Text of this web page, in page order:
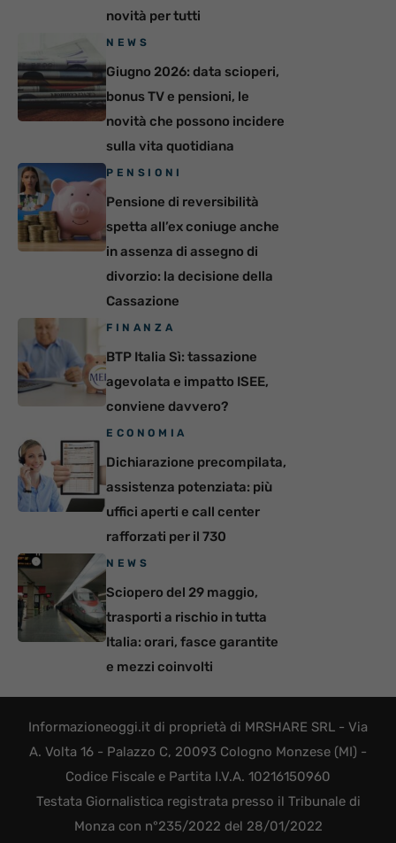
novità per tutti
NEWS
Giugno 2026: data scioperi,
bonus TV e pensioni, le
novità che possono incidere
sulla vita quotidiana
PENSIONI
Pensione di reversibilità
spetta all’ex coniuge anche
in assenza di assegno di
divorzio: la decisione della
Cassazione
FINANZA
BTP Italia Sì: tassazione
agevolata e impatto ISEE,
conviene davvero?
ECONOMIA
Dichiarazione precompilata,
assistenza potenziata: più
uffici aperti e call center
rafforzati per il 730
NEWS
Sciopero del 29 maggio,
trasporti a rischio in tutta
Italia: orari, fasce garantite
e mezzi coinvolti
Informazioneoggi.it di proprietà di MRSHARE SRL - Via
A. Volta 16 - Palazzo C, 20093 Cologno Monzese (MI) -
Codice Fiscale e Partita I.V.A. 10216150960
Testata Giornalistica registrata presso il Tribunale di
Monza con n°235/2022 del 28/01/2022